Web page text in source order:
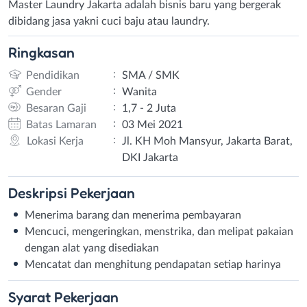
Master Laundry Jakarta adalah bisnis baru yang bergerak
dibidang jasa yakni cuci baju atau laundry.
Ringkasan
Pendidikan :
SMA / SMK
Gender
:
Wanita
Besaran Gaji
:
1,7 - 2 Juta
Batas Lamaran
:
03 Mei 2021
Lokasi Kerja
:
Jl. KH Moh Mansyur, Jakarta Barat,
DKI Jakarta
Deskripsi Pekerjaan
Menerima barang dan menerima pembayaran
Mencuci, mengeringkan, menstrika, dan melipat pakaian
dengan alat yang disediakan
Mencatat dan menghitung pendapatan setiap harinya
Syarat Pekerjaan